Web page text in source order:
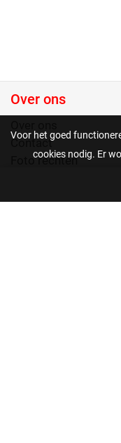
Over ons
Contact
Foto rechten
Voor het goed
cookies nodig. Er